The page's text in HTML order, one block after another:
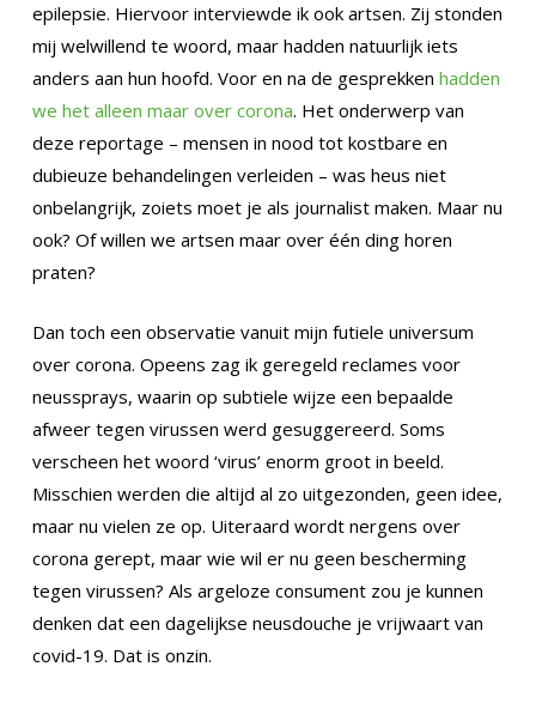
epilepsie. Hiervoor interviewde ik ook artsen. Zij stonden
mij welwillend te woord, maar hadden natuurlijk iets
anders aan hun hoofd. Voor en na de gesprekken hadden
we het alleen maar over corona. Het onderwerp van
deze reportage – mensen in nood tot kostbare en
dubieuze behandelingen verleiden – was heus niet
onbelangrijk, zoiets moet je als journalist maken. Maar nu
ook? Of willen we artsen maar over één ding horen
praten?
Dan toch een observatie vanuit mijn futiele universum
over corona. Opeens zag ik geregeld reclames voor
neussprays, waarin op subtiele wijze een bepaalde
afweer tegen virussen werd gesuggereerd. Soms
verscheen het woord ‘virus’ enorm groot in beeld.
Misschien werden die altijd al zo uitgezonden, geen idee,
maar nu vielen ze op. Uiteraard wordt nergens over
corona gerept, maar wie wil er nu geen bescherming
tegen virussen? Als argeloze consument zou je kunnen
denken dat een dagelijkse neusdouche je vrijwaart van
covid-19. Dat is onzin.